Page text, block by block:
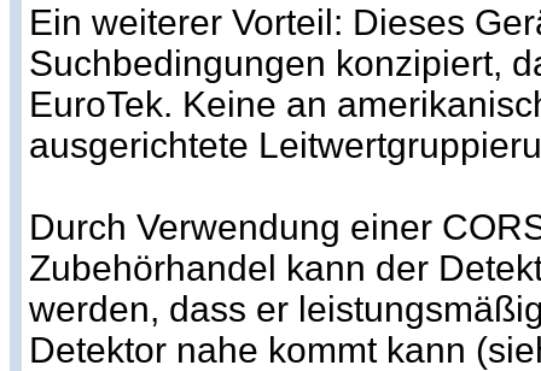
Ein weiterer Vorteil: Dieses
Suchbedingungen konzipiert,
EuroTek. Keine an
ausgerichtete
Durch Verwendung einer
Zubehörhandel kann der
werden, dass er
Detektor nahe kommt kann